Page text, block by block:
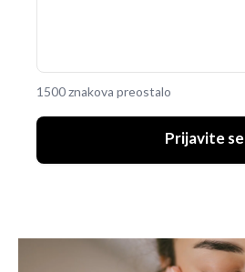
1500 znakova preostalo
Prijavite se